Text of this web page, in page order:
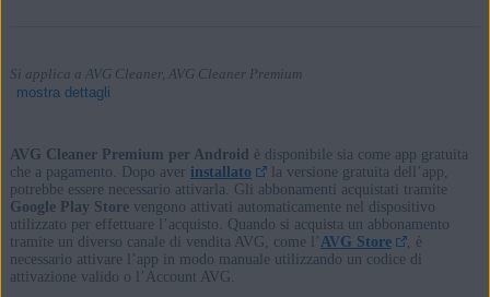
Si applica a AVG Cleaner, AVG Cleaner Premium
mostra dettagli
Prodotti:
AVG Cleaner
AVG Cleaner Premium
AVG Cleaner Premium per Android è disponibile sia come app gratuita
che a pagamento. Dopo aver installato
la versione gratuita dell’app,
potrebbe essere necessario attivarla. Gli abbonamenti acquistati tramite
Google Play Storevengono attivati automaticamente nel dispositivo
utilizzato per effettuare l’acquisto. Quando si acquista un abbonamento
tramite un diverso canale di vendita AVG, come l’AVG Store
, è
necessario attivare l’app in modo manuale utilizzando un codice di
attivazione valido o l’Account AVG.